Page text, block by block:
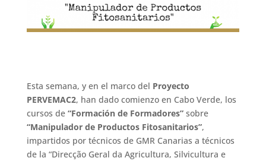
Esta semana, y en el marco del Proyecto
PERVEMAC2, han dado comienzo en Cabo Verde, los
cursos de “Formación de Formadores”sobre
“Manipulador de Productos Fitosanitarios”,
impartidos por técnicos de GMR Canarias a técnicos
de la “Direcção Geral da Agricultura, Silvicultura e